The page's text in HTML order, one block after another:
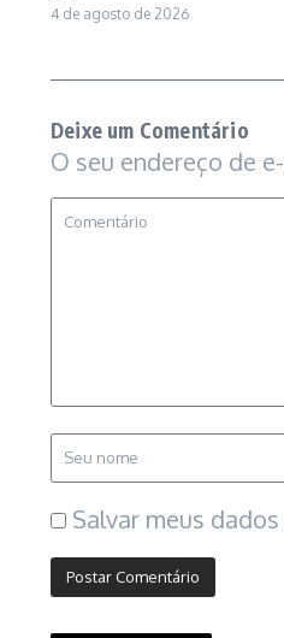
4 de agosto de 2026
Deixe um Comentário
O seu endereço de
Salvar meus